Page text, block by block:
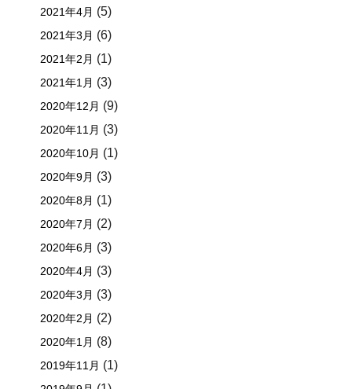
2021年4月 (5)
2021年3月 (6)
2021年2月 (1)
2021年1月 (3)
2020年12月 (9)
2020年11月 (3)
2020年10月 (1)
2020年9月 (3)
2020年8月 (1)
2020年7月 (2)
2020年6月 (3)
2020年4月 (3)
2020年3月 (3)
2020年2月 (2)
2020年1月 (8)
2019年11月 (1)